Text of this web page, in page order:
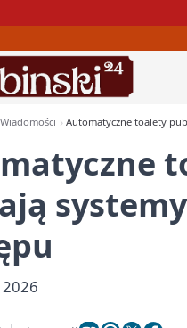
Wiadomości Automatyczne toalety